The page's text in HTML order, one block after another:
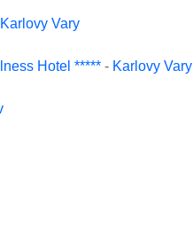
Karlovy Vary
Hotel ***** - Karlovy Vary